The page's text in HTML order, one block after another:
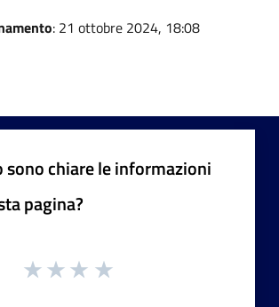
: 21 ottobre 2024, 18:08
sono chiare le informazioni
pagina?